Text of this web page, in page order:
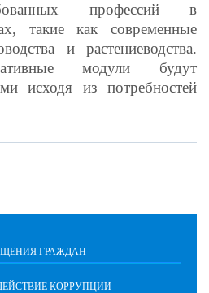
профессий в
такие как современные
и растениеводства.
модули будут
исходя из потребностей
ГРАЖДАН
КОРРУПЦИИ